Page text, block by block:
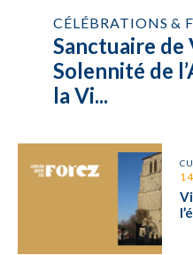
CÉLÉBRATIONS &
Sanctuaire de
Solennité de
la Vi...